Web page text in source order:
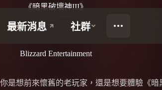
《暗黑破壞神III》
Blizzard Entertainment
是想前來懷舊的老玩家，還是想要體驗《